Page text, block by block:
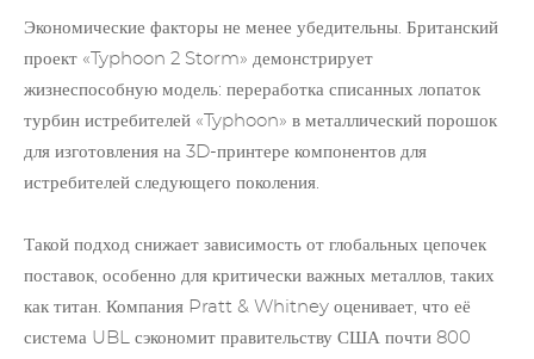
Экономические факторы не менее убедительны. Британский
проект «Typhoon 2 Storm» демонстрирует
жизнеспособную модель: переработка списанных лопаток
турбин истребителей «Typhoon» в металлический порошок
для изготовления на 3D-принтере компонентов для
истребителей следующего поколения.
Такой подход снижает зависимость от глобальных цепочек
поставок, особенно для критически важных металлов, таких
как титан. Компания Pratt & Whitney оценивает, что её
система UBL сэкономит правительству США почти 800